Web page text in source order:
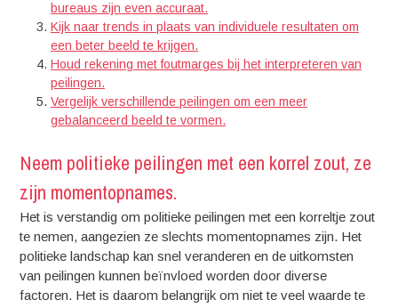
bureaus zijn even accuraat.
Kijk naar trends in plaats van individuele resultaten om
een beter beeld te krijgen.
Houd rekening met foutmarges bij het interpreteren van
peilingen.
Vergelijk verschillende peilingen om een meer
gebalanceerd beeld te vormen.
Neem politieke peilingen met een korrel zout, ze
zijn momentopnames.
Het is verstandig om politieke peilingen met een korreltje zout
te nemen, aangezien ze slechts momentopnames zijn. Het
politieke landschap kan snel veranderen en de uitkomsten
van peilingen kunnen beïnvloed worden door diverse
factoren. Het is daarom belangrijk om niet te veel waarde te